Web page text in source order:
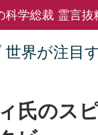
学総裁 霊言抜
界が注目
氏のス